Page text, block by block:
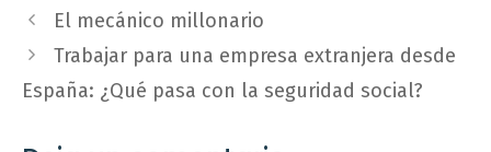
El mecánico millonario
Trabajar para una empresa extranjera desde
España: ¿Qué pasa con la seguridad social?